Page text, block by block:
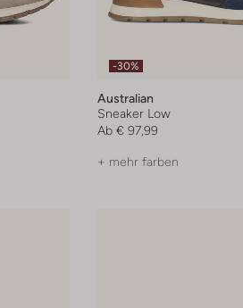
-30%
Australian
Sneaker Low
Ab € 97,99
+ mehr farben